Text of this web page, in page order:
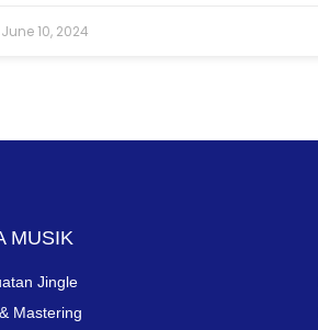
June 10, 2024
MUSIK
Jingle
Mastering